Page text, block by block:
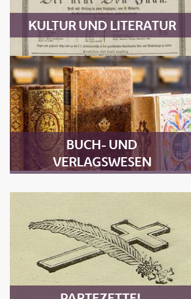
KULTUR UND LITERATUR
BUCH- UND
VERLAGSWESEN